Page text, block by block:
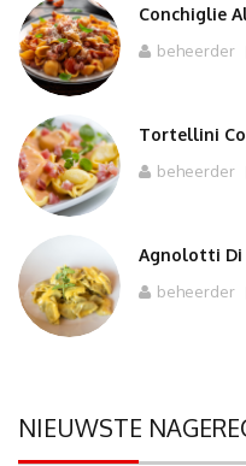
Conchiglie
beheerder
Tortellini
beheerder
Agnolotti Di
beheerder
NIEUWSTE